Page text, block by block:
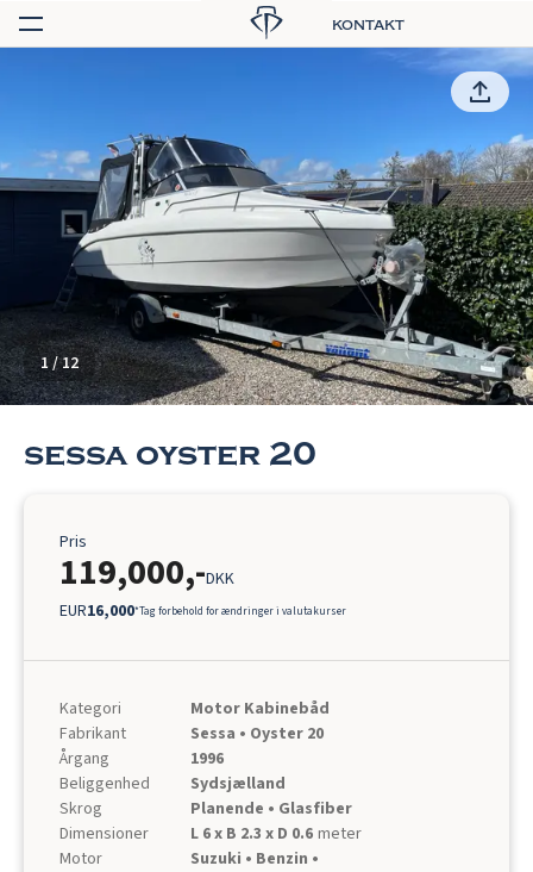
kontakt
1/12
sessa oyster 20
Pris
119,000,-DKK
EUR16,000*Tag forbehold for ændringer i valutakurser
Kategori
Motor Kabinebåd
Fabrikant
Sessa • Oyster 20
Årgang
1996
Beliggenhed
Sydsjælland
Skrog
Planende • Glasfiber
Dimensioner
L 6 x B 2.3 x D 0.6 meter
Motor
Suzuki • Benzin •